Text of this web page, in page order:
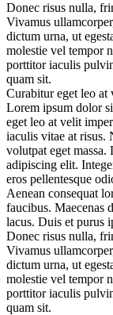
Donec risus nulla,
Vivamus
dictum urna, ut
molestie vel tempor
porttitor iaculis
quam sit.
Curabitur eget leo at
Lorem ipsum dolor
eget leo at velit
iaculis vitae at risus.
volutpat eget
adipiscing elit.
eros pellentesque
Aenean consequat
faucibus. Maecenas
lacus. Duis et purus
Donec risus nulla,
Vivamus
dictum urna, ut
molestie vel tempor
porttitor iaculis
quam sit.